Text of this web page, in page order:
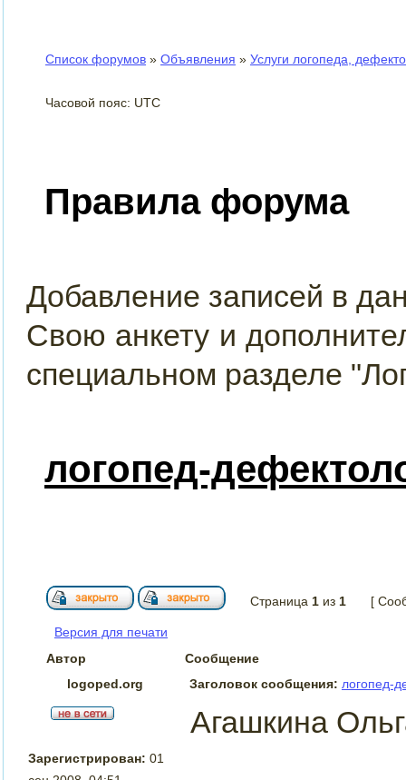
Список форумов » Объявления » Услуги логопеда,
Часовой пояс: UTC
Правила форума
Добавление записей в
Свою анкету и
специальном разделе
логопед-
Страница 1 из 1 [
Версия для печати
Автор
Сообщение
logoped.org
Заголовок сообщения: логопед-
Зарегистрирован: 01
Агашкина